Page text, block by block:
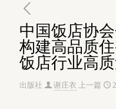
中国饭店协
构建高品质
饭店行业高
出版社 谢庄衣 上一篇